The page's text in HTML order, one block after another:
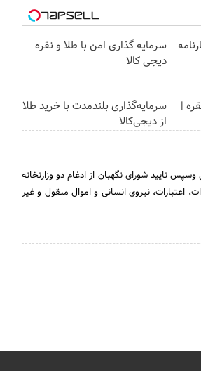
سرمایه گذاری امن با طلا و نقره
دیجی کالا
|
سرمایه‌گذاری بلندمدت با خرید طلا
از دیجی‌کالا
اسلامی وسپس تایید شورای نگهبان از ادغام دو وزارتخانه
اعتبارات، نیروی انسانی و اموال منقول و غیر